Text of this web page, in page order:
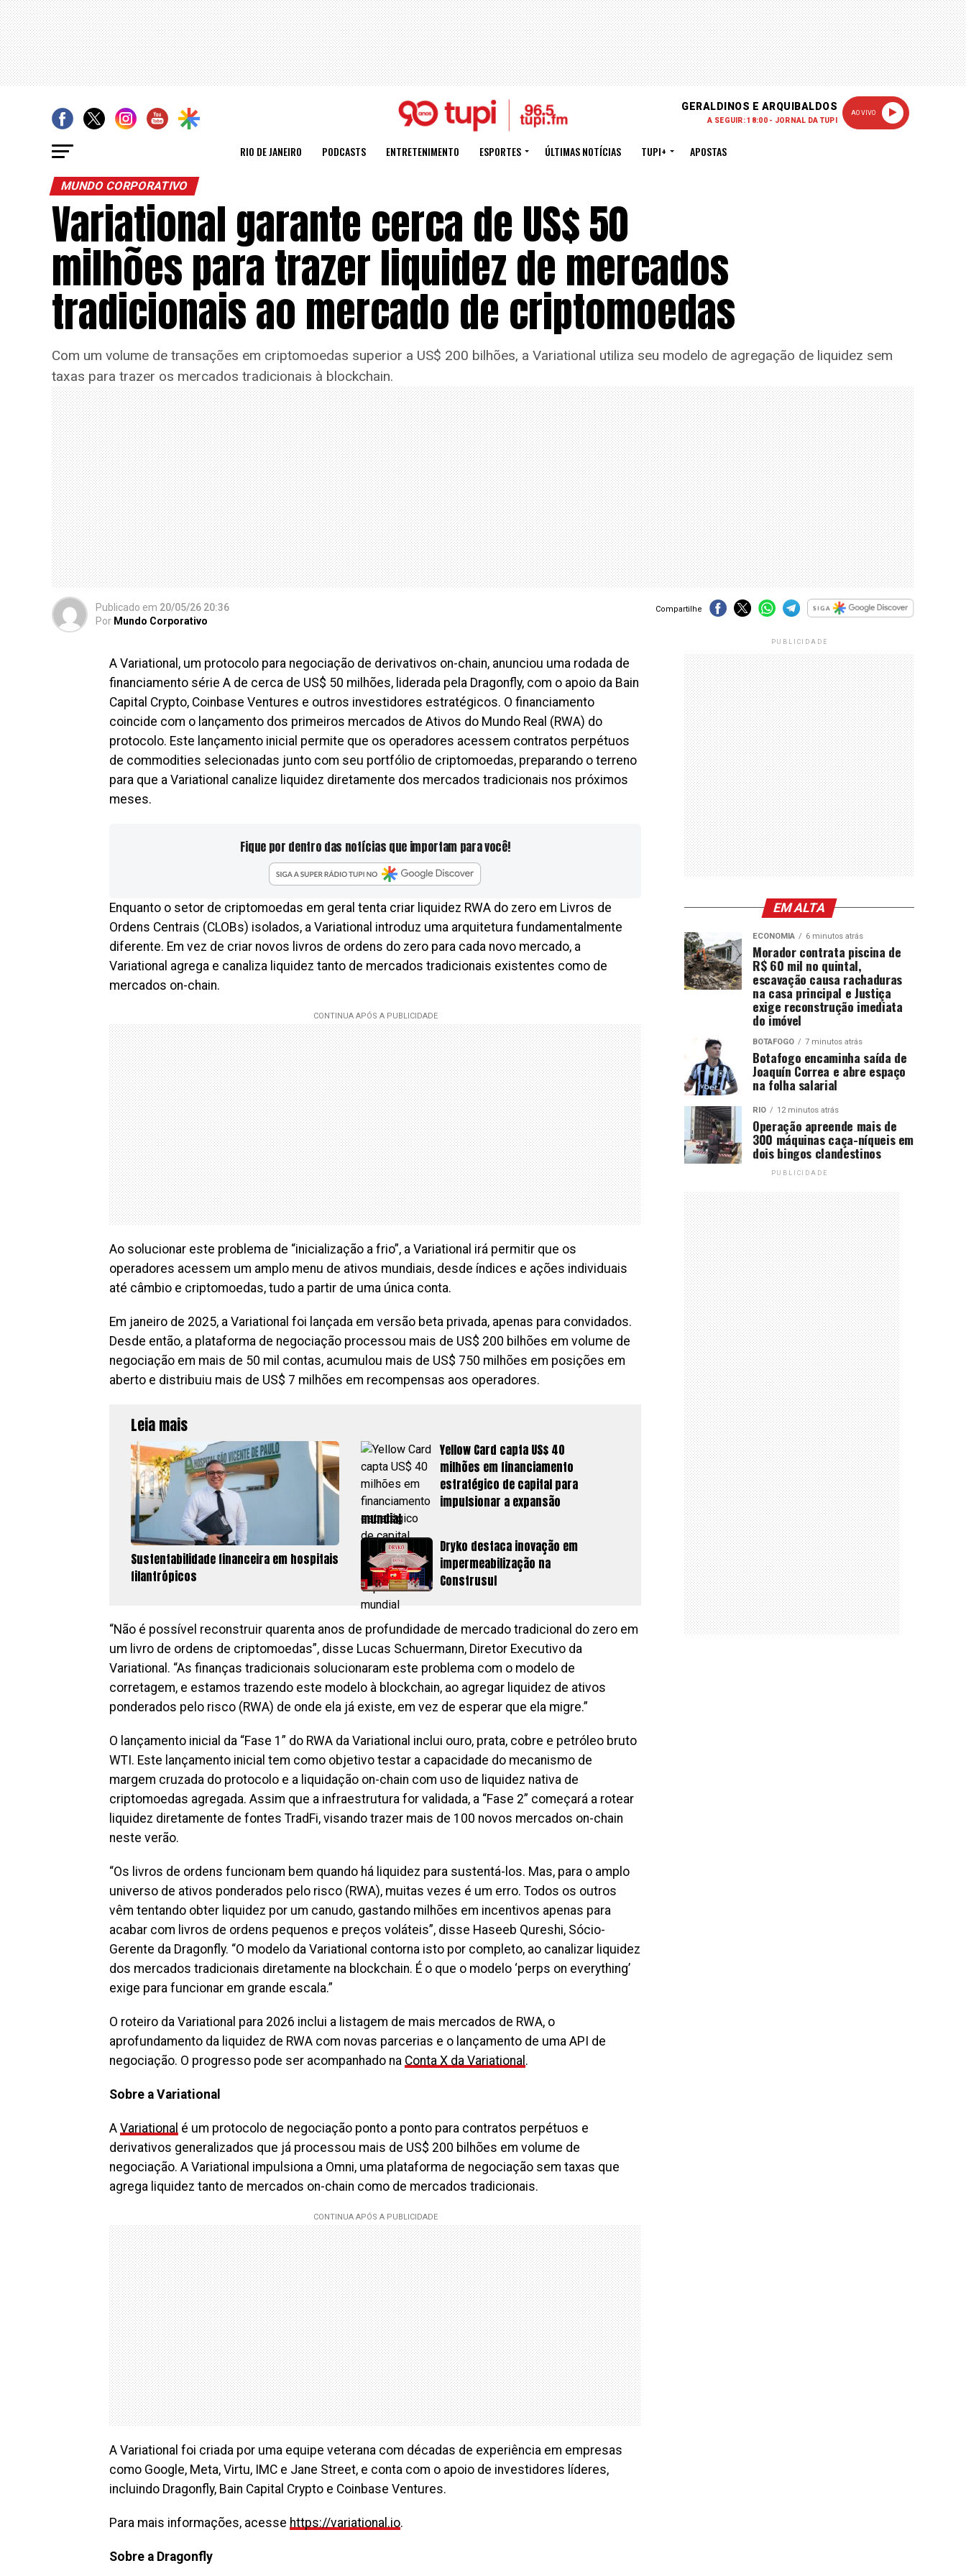
GERALDINOS E ARQUIBALDOS
A SEGUIR: 18:00 - JORNAL DA TUPI
AO VIVO
RIO DE JANEIRO PODCASTS ENTRETENIMENTO ESPORTES ÚLTIMAS NOTÍCIAS TUPI+ APOSTAS
MUNDO CORPORATIVO
Variational garante cerca de US$ 50
milhões para trazer liquidez de mercados
tradicionais ao mercado de criptomoedas
Com um volume de transações em criptomoedas superior a US$ 200 bilhões, a Variational utiliza seu modelo de agregação de liquidez sem
taxas para trazer os mercados tradicionais à blockchain.
Publicado em 20/05/26 20:36
Por Mundo Corporativo
Compartilhe
A Variational, um protocolo para negociação de derivativos on-chain, anunciou uma rodada de
financiamento série A de cerca de US$ 50 milhões, liderada pela Dragonfly, com o apoio da Bain
Capital Crypto, Coinbase Ventures e outros investidores estratégicos. O financiamento
coincide com o lançamento dos primeiros mercados de Ativos do Mundo Real (RWA) do
protocolo. Este lançamento inicial permite que os operadores acessem contratos perpétuos
de commodities selecionadas junto com seu portfólio de criptomoedas, preparando o terreno
para que a Variational canalize liquidez diretamente dos mercados tradicionais nos próximos
meses.
Fique por dentro das notícias que importam para você!
Enquanto o setor de criptomoedas em geral tenta criar liquidez RWA do zero em Livros de
Ordens Centrais (CLOBs) isolados, a Variational introduz uma arquitetura fundamentalmente
diferente. Em vez de criar novos livros de ordens do zero para cada novo mercado, a
Variational agrega e canaliza liquidez tanto de mercados tradicionais existentes como de
mercados on-chain.
Ao solucionar este problema de “inicialização a frio”, a Variational irá permitir que os
operadores acessem um amplo menu de ativos mundiais, desde índices e ações individuais
até câmbio e criptomoedas, tudo a partir de uma única conta.
Em janeiro de 2025, a Variational foi lançada em versão beta privada, apenas para convidados.
Desde então, a plataforma de negociação processou mais de US$ 200 bilhões em volume de
negociação em mais de 50 mil contas, acumulou mais de US$ 750 milhões em posições em
aberto e distribuiu mais de US$ 7 milhões em recompensas aos operadores.
Leia mais
Sustentabilidade financeira em hospitais
filantrópicos
Yellow Card capta US$ 40
milhões em financiamento
estratégico de capital para
impulsionar a expansão
mundial
Dryko destaca inovação em
impermeabilização na
Construsul
“Não é possível reconstruir quarenta anos de profundidade de mercado tradicional do zero em
um livro de ordens de criptomoedas”, disse Lucas Schuermann, Diretor Executivo da
Variational. “As finanças tradicionais solucionaram este problema com o modelo de
corretagem, e estamos trazendo este modelo à blockchain, ao agregar liquidez de ativos
ponderados pelo risco (RWA) de onde ela já existe, em vez de esperar que ela migre.”
O lançamento inicial da “Fase 1” do RWA da Variational inclui ouro, prata, cobre e petróleo bruto
WTI. Este lançamento inicial tem como objetivo testar a capacidade do mecanismo de
margem cruzada do protocolo e a liquidação on-chain com uso de liquidez nativa de
criptomoedas agregada. Assim que a infraestrutura for validada, a “Fase 2” começará a rotear
liquidez diretamente de fontes TradFi, visando trazer mais de 100 novos mercados on-chain
neste verão.
“Os livros de ordens funcionam bem quando há liquidez para sustentá-los. Mas, para o amplo
universo de ativos ponderados pelo risco (RWA), muitas vezes é um erro. Todos os outros
vêm tentando obter liquidez por um canudo, gastando milhões em incentivos apenas para
acabar com livros de ordens pequenos e preços voláteis”, disse Haseeb Qureshi, Sócio-
Gerente da Dragonfly. “O modelo da Variational contorna isto por completo, ao canalizar liquidez
dos mercados tradicionais diretamente na blockchain. É o que o modelo ‘perps on everything’
exige para funcionar em grande escala.”
O roteiro da Variational para 2026 inclui a listagem de mais mercados de RWA, o
aprofundamento da liquidez de RWA com novas parcerias e o lançamento de uma API de
negociação. O progresso pode ser acompanhado na Conta X da Variational .
Sobre a Variational
A Variational é um protocolo de negociação ponto a ponto para contratos perpétuos e
derivativos generalizados que já processou mais de US$ 200 bilhões em volume de
negociação. A Variational impulsiona a Omni, uma plataforma de negociação sem taxas que
agrega liquidez tanto de mercados on-chain como de mercados tradicionais.
A Variational foi criada por uma equipe veterana com décadas de experiência em empresas
como Google, Meta, Virtu, IMC e Jane Street, e conta com o apoio de investidores líderes,
incluindo Dragonfly, Bain Capital Crypto e Coinbase Ventures.
Para mais informações, acesse https://variational.io.
Sobre a Dragonfly
PUBLICIDADE
EM ALTA
ECONOMIA 6 minutos atrás
Morador contrata piscina de
R$ 60 mil no quintal,
escavação causa rachaduras
na casa principal e Justiça
exige reconstrução imediata
do imóvel
BOTAFOGO 7 minutos atrás
Botafogo encaminha saída de
Joaquín Correa e abre espaço
na folha salarial
RIO 12 minutos atrás
Operação apreende mais de
300 máquinas caça-níqueis em
dois bingos clandestinos
PUBLICIDADE